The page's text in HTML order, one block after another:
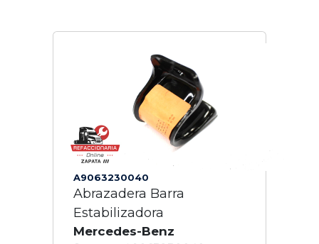
A9063230040
Abrazadera Barra
Estabilizadora
Mercedes-Benz